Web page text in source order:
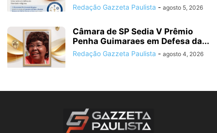
Redação Gazzeta Paulista - agosto 5, 2026
Câmara de SP Sedia V Prêmio
Penha Guimaraes em Defesa da...
Redação Gazzeta Paulista - agosto 4, 2026